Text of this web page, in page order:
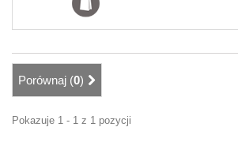
Porównaj (0)
Pokazuje 1 - 1 z 1 pozycji